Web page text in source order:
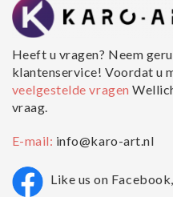
Heeft u vragen? Neem
klantenservice! Voordat u
veelgestelde vragen
vraag.
E-mail: info@karo-art.nl
Like us on